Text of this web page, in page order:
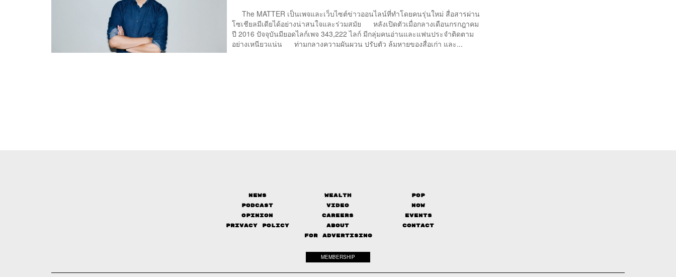
The MATTER เป็นเพจและเว็บไซต์ข่าวออนไลน์ที่ทำโดยคนรุ่นใหม่ สื่อสารผ่าน
โซเชียลมีเดียได้อย่างน่าสนใจและร่วมสมัย หลังเปิดตัวเมื่อกลางเดือนกรกฎาคม
ปี 2016 ปัจจุบันมียอดไลก์เพจ 343,222 ไลก์ มีกลุ่มคนอ่านและแฟนประจำติดตาม
อย่างเหนียวแน่น ท่ามกลางความผันผวน ปรับตัว ล้มหายของสื่อเก่า และ...
News Wealth
Pop
Podcast
Video
Now
Opinion
Careers
Events
Privacy Policy
About
Contact
FOR ADVERTISING
MEMBERSHIP